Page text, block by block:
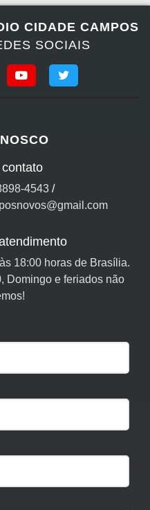
CIDADE CAMPOS
SOCIAIS
4543/
18:00 horas de Brasília.
Domingo e feriados não